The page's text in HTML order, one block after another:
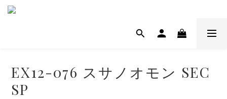
EX12-076 スサノオモン SEC
SP